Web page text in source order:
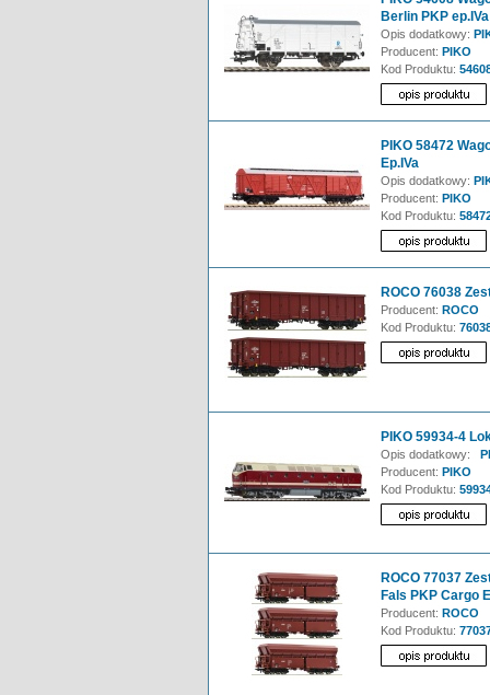
Berlin PKP ep.IVa
Opis dodatkowy:
Producent: PIKO
Kod Produktu:
PIKO 58472
Ep.IVa
Opis dodatkowy:
Producent: PIKO
Kod Produktu:
ROCO 76038
Producent: ROCO
Kod Produktu:
PIKO 59934-4
Opis dodatkowy:
Producent: PIKO
Kod Produktu:
ROCO 77037
Fals PKP Cargo
Producent: ROCO
Kod Produktu: